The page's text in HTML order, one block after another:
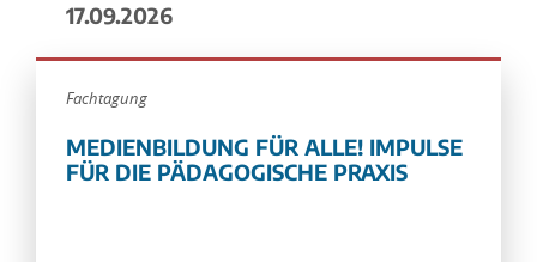
17.09.2026
Fachtagung
MEDIENBILDUNG FÜR ALLE! IMPULSE
FÜR DIE PÄDAGOGISCHE PRAXIS